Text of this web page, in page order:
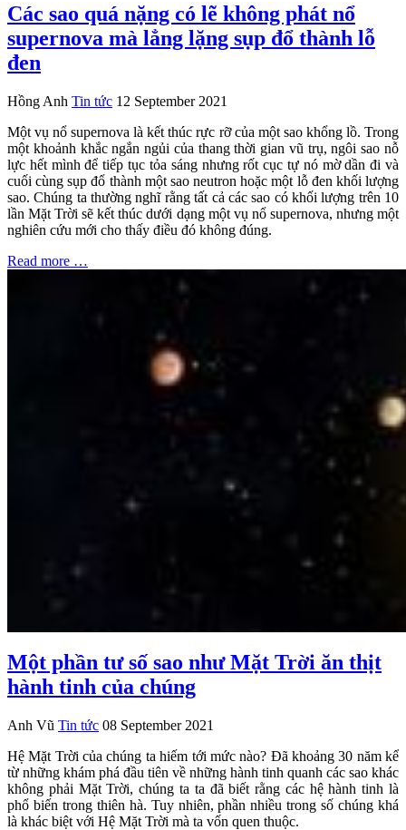
Các sao quá nặng có lẽ không phát nổ
supernova mà lẳng lặng sụp đổ thành lỗ
đen
Hồng Anh Tin tức 12 September 2021
Một vụ nổ supernova là kết thúc rực rỡ của một sao khổng lồ. Trong
một khoảnh khắc ngắn ngủi của thang thời gian vũ trụ, ngôi sao nỗ
lực hết mình để tiếp tục tỏa sáng nhưng rốt cục tự nó mờ dần đi và
cuối cùng sụp đổ thành một sao neutron hoặc một lỗ đen khối lượng
sao. Chúng ta thường nghĩ rằng tất cả các sao có khối lượng trên 10
lần Mặt Trời sẽ kết thúc dưới dạng một vụ nổ supernova, nhưng một
nghiên cứu mới cho thấy điều đó không đúng.
Read more …
Một phần tư số sao như Mặt Trời ăn thịt
hành tinh của chúng
Anh Vũ Tin tức 08 September 2021
Hệ Mặt Trời của chúng ta hiếm tới mức nào? Đã khoảng 30 năm kể
từ những khám phá đầu tiên về những hành tinh quanh các sao khác
không phải Mặt Trời, chúng ta ta đã biết rằng các hệ hành tinh là
phổ biến trong thiên hà. Tuy nhiên, phần nhiều trong số chúng khá
là khác biệt với Hệ Mặt Trời mà ta vốn quen thuộc.